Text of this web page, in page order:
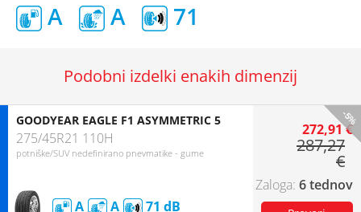
A A 71
Podobni izdelki enakih dimenzij
-5%
GOODYEAR EAGLE F1 ASYMMETRIC 5
275/45R21 110H
potniške/SUV nedefinirano pnevmatike - gume
A A 71
272,91 €
287,27
€
6 tednov